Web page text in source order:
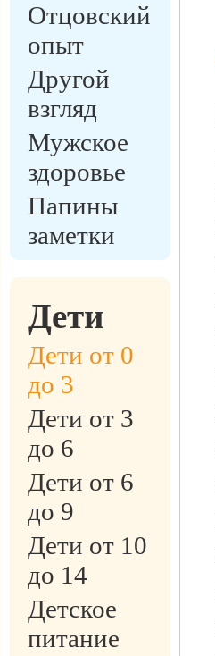
Отцовский
опыт
Другой
взгляд
Мужское
здоровье
Папины
заметки
Дети
Дети от 0
до 3
Дети от 3
до 6
Дети от 6
до 9
Дети от 10
до 14
Детское
питание